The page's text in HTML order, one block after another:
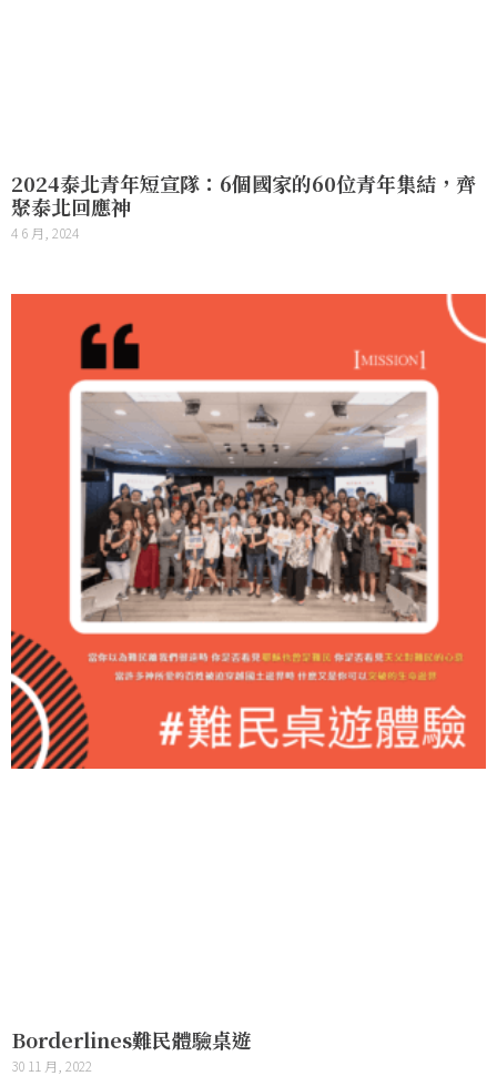
2024泰北青年短宣隊：6個國家的60位青年集結，齊
聚泰北回應神
4 6 月, 2024
Borderlines難民體驗桌遊
30 11 月, 2022